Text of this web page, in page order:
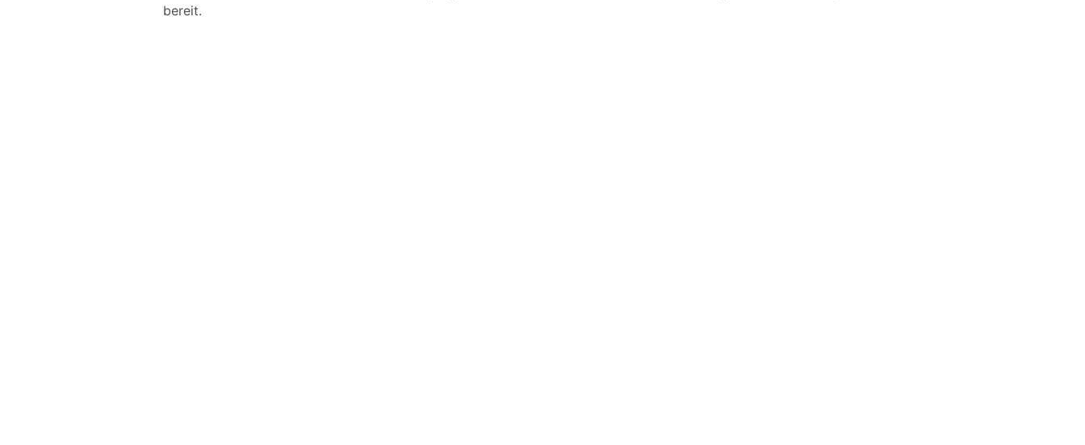
bereit.